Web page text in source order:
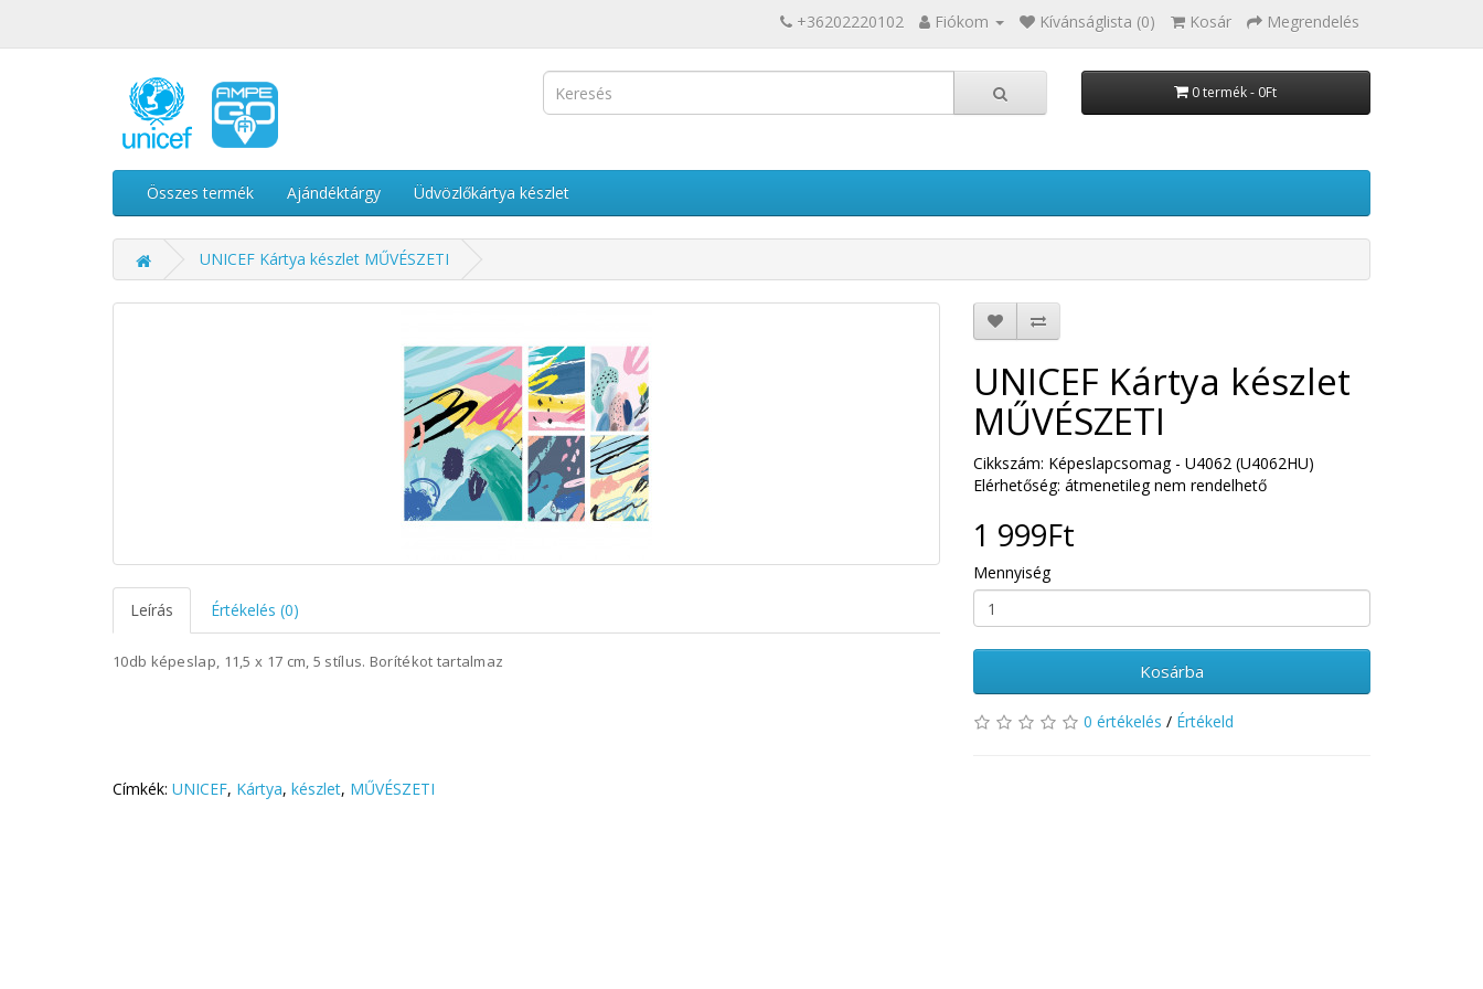
+36202220102 Fiókom Kívánságlista (0) Kosár Megrendelés
0 termék - 0Ft
Összes termék Ajándéktárgy Üdvözlőkártya készlet
UNICEF Kártya készlet MŰVÉSZETI
Leírás Értékelés (0)
10db képeslap, 11,5 x 17 cm, 5 stílus. Borítékot tartalmaz
UNICEF Kártya készlet
MŰVÉSZETI
Cikkszám: Képeslapcsomag - U4062 (U4062HU)
Elérhetőség: átmenetileg nem rendelhető
1 999Ft
Mennyiség
Kosárba
0 értékelés / Értékeld
Címkék: UNICEF, Kártya, készlet, MŰVÉSZETI